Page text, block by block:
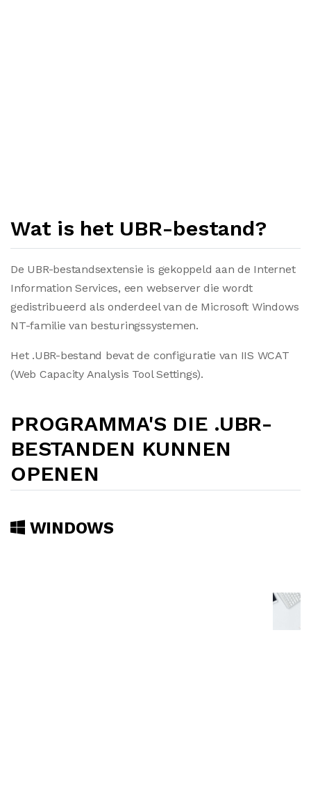
Wat is het UBR-bestand?
De UBR-bestandsextensie is gekoppeld aan de Internet
Information Services, een webserver die wordt
gedistribueerd als onderdeel van de Microsoft Windows
NT-familie van besturingssystemen.
Het .UBR-bestand bevat de configuratie van IIS WCAT
(Web Capacity Analysis Tool Settings).
PROGRAMMA'S DIE .UBR-
BESTANDEN KUNNEN
OPENEN
WINDOWS